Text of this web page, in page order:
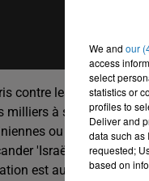
contre les crimes à
milliers à se déplacer
ou
'Israël Assassin,
est autorisée, il n'y
We and our
access
select
statistics or
profiles to
Deliver and
data such as
requested;
based on